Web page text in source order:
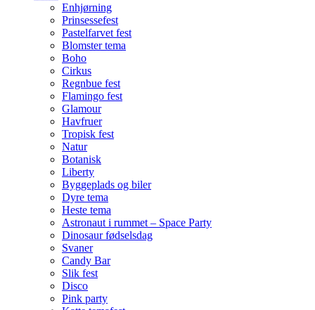
Enhjørning
Prinsessefest
Pastelfarvet fest
Blomster tema
Boho
Cirkus
Regnbue fest
Flamingo fest
Glamour
Havfruer
Tropisk fest
Natur
Botanisk
Liberty
Byggeplads og biler
Dyre tema
Heste tema
Astronaut i rummet – Space Party
Dinosaur fødselsdag
Svaner
Candy Bar
Slik fest
Disco
Pink party